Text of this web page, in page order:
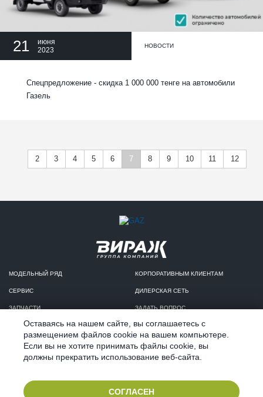
21
июня
2023
НОВОСТИ
Спецпредложение - скидка 1 000 000 тенге на автомобили
Газель
2 3 4 5 6 7 8 9 10 11 12
МОДЕЛЬНЫЙ РЯД
СЕРВИС
ЗАПЧАСТИ
КРЕДИТ И ЛИЗИНГ
КОРПОРАТИВНЫМ КЛИЕНТАМ
ДИЛЕРСКАЯ СЕТЬ
ЗАДАТЬ ВОПРОС
КОНФИДЕНЦИАЛЬНОСТЬ
2019 ©
Оставаясь на нашем сайте, вы соглашаетесь с
размещением файлов cookie на вашем компьютере.
Если вы не хотите принимать файлы cookie, вы
должны прекратить использование веб-сайта.
СОГЛАСЕН